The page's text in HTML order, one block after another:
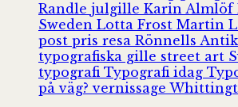
Randle julgille Karin Almlöf
Sweden Lotta Frost Martin
post pris resa Rönnells
typografiska gille street art
typografi Typografi idag
på väg?vernissage